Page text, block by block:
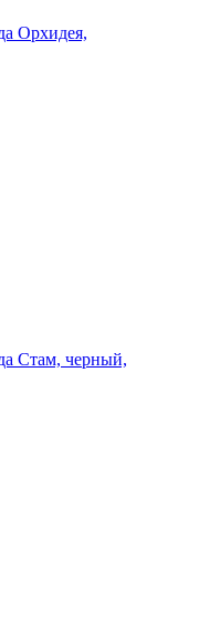
Орхидея,
Стам, черный,